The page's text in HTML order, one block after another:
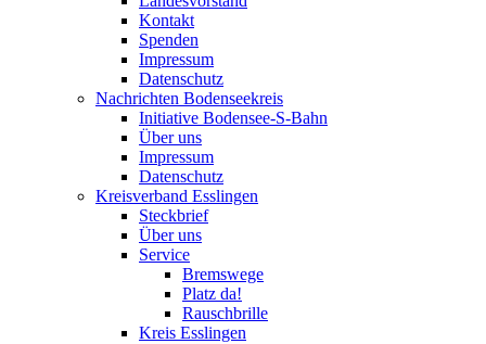
Kontakt
Spenden
Impressum
Datenschutz
Nachrichten Bodenseekreis
Initiative Bodensee-S-Bahn
Über uns
Impressum
Datenschutz
Kreisverband Esslingen
Steckbrief
Über uns
Service
Bremswege
Platz da!
Rauschbrille
Kreis Esslingen